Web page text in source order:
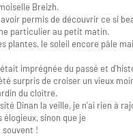
Breizh.
permis de découvrir ce si
particulier au petit matin.
plantes, le soleil encore pâle
imprégnée du passé et
surpris de croiser un vieux
du cloître.
Dinan la veille, je n'ai rien à
sinon que je
!